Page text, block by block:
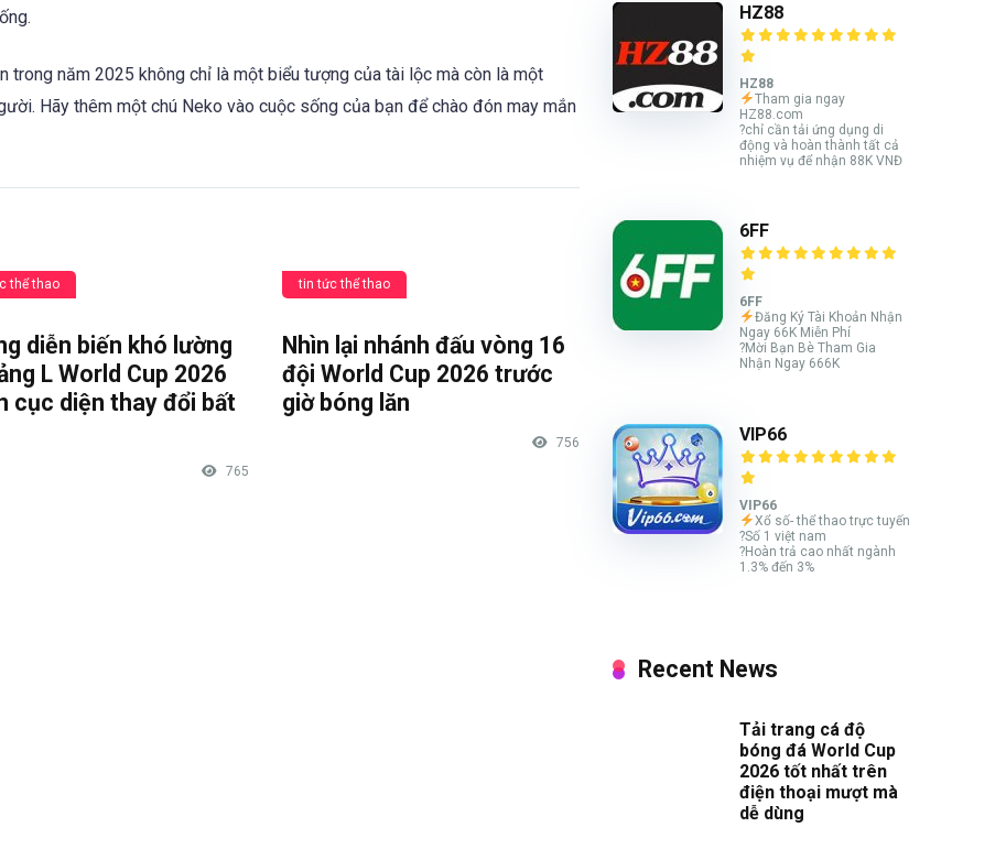
trong năm 2025 không chỉ là một biểu tượng của tài lộc mà còn là một
Hãy thêm một chú Neko vào cuộc sống của bạn để chào đón may mắn
thể thao
diễn biến khó lường
L World Cup 2026
cục diện thay đổi bất
765
tin tức thể thao
Nhìn lại nhánh đấu vòng 16
đội World Cup 2026 trước
giờ bóng lăn
756
HZ88
HZ88
Tham gia ngay
HZ88.com
?chỉ cần tải ứng dụng di
động và hoàn thành tất cả
nhiệm vụ để nhận 88K VNĐ
6FF
6FF
Đăng Ký Tài Khoản Nhận
Ngay 66K Miễn Phí
?Mời Bạn Bè Tham Gia
Nhận Ngay 666K
VIP66
VIP66
Xổ số- thể thao trực tuyến
?Số 1 việt nam
?Hoàn trả cao nhất ngành
1.3% đến 3%
Recent News
Tải trang cá độ
bóng đá World Cup
2026 tốt nhất trên
điện thoại mượt mà
dễ dùng